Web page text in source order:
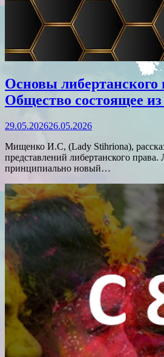
Основы либертанского
Общество состоящее из
29.05.202626.05.2026
Мищенко И.С, (Lady Stihriona),
представлений либертанского
принципиально новый…